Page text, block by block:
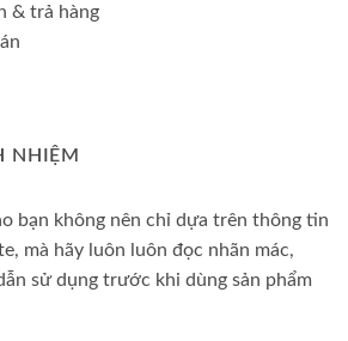
& trả hàng
NHIỆM
bạn không nên chỉ dựa trên thông tin
mà hãy luôn luôn đọc nhãn mác,
sử dụng trước khi dùng sản phẩm